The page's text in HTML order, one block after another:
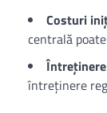
Costuri
centrală
Întreținere
întreținere